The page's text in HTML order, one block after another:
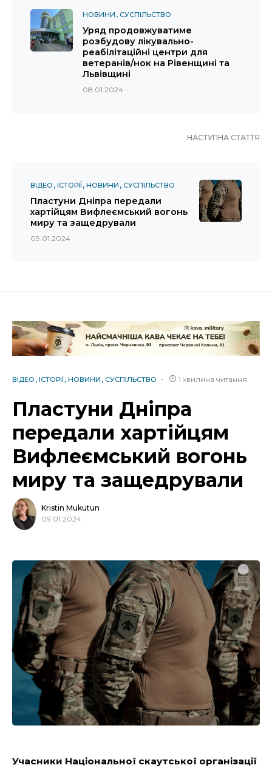
НОВИНИ СУСПІЛЬСТВО
Уряд продовжуватиме
розбудову лікувально-
реабілітаційні центри для
ветеранів/нок на Рівенщині та
Львівщині
08.01.2024
НАСТУПНА СТАТТЯ
ВІДЕО ІСТОРІЇ НОВИНИ СУСПІЛЬСТВО
Пластуни Дніпра передали
хартійцям Вифлеємський вогонь
миру та защедрували
09.01.2024
ВІДЕО ІСТОРІЇ НОВИНИ СУСПІЛЬСТВО 1 хвилина читання
Пластуни Дніпра
передали хартійцям
Вифлеємський вогонь
миру та защедрували
Kristin Mukutun
09.01.2024
Учасники Національної скаутської організації